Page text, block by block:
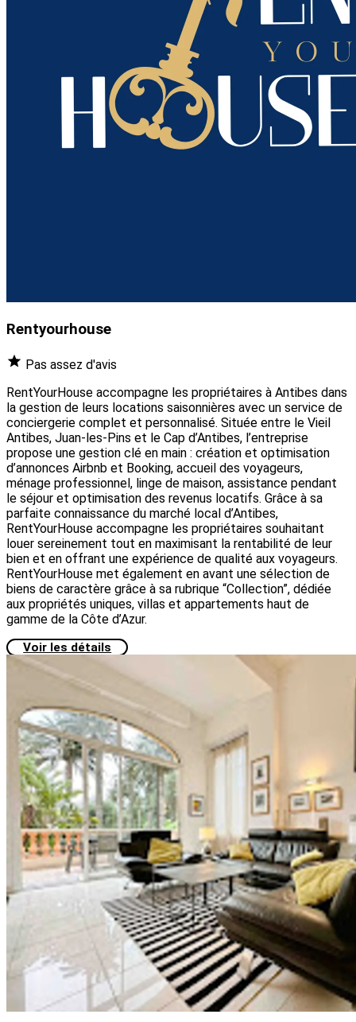
Rentyourhouse
Pas assez d'avis
RentYourHouse accompagne les propriétaires à Antibes dans
la gestion de leurs locations saisonnières avec un service de
conciergerie complet et personnalisé. Située entre le Vieil
Antibes, Juan-les-Pins et le Cap d’Antibes, l’entreprise
propose une gestion clé en main : création et optimisation
d’annonces Airbnb et Booking, accueil des voyageurs,
ménage professionnel, linge de maison, assistance pendant
le séjour et optimisation des revenus locatifs. Grâce à sa
parfaite connaissance du marché local d’Antibes,
RentYourHouse accompagne les propriétaires souhaitant
louer sereinement tout en maximisant la rentabilité de leur
bien et en offrant une expérience de qualité aux voyageurs.
RentYourHouse met également en avant une sélection de
biens de caractère grâce à sa rubrique “Collection”, dédiée
aux propriétés uniques, villas et appartements haut de
gamme de la Côte d’Azur.
Voir les détails